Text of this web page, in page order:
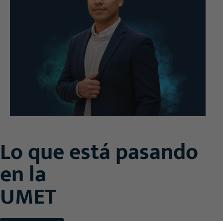
Lo que está pasando
en la
UMET